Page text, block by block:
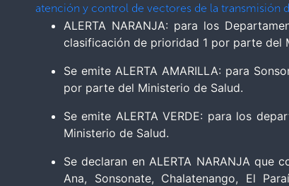
atención y control de vectores de la transmisión
ALERTA NARANJA: para los
clasificación de prioridad 1 por parte del
Se emite ALERTA AMARILLA: para
por parte del Ministerio de Salud.
Se emite ALERTA VERDE: para los
Ministerio de Salud.
Se declaran en ALERTA NARANJA
Ana, Sonsonate, Chalatenango, El